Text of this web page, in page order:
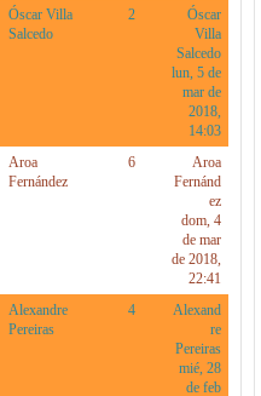
Óscar Villa
Salcedo
2
Óscar
Villa
Salcedo
lun, 5 de
mar de
2018,
14:03
Aroa
Fernández
6
Aroa
Fernánd
ez
dom, 4
de mar
de 2018,
22:41
Alexandre
Pereiras
4
Alexand
re
Pereiras
mié, 28
de feb